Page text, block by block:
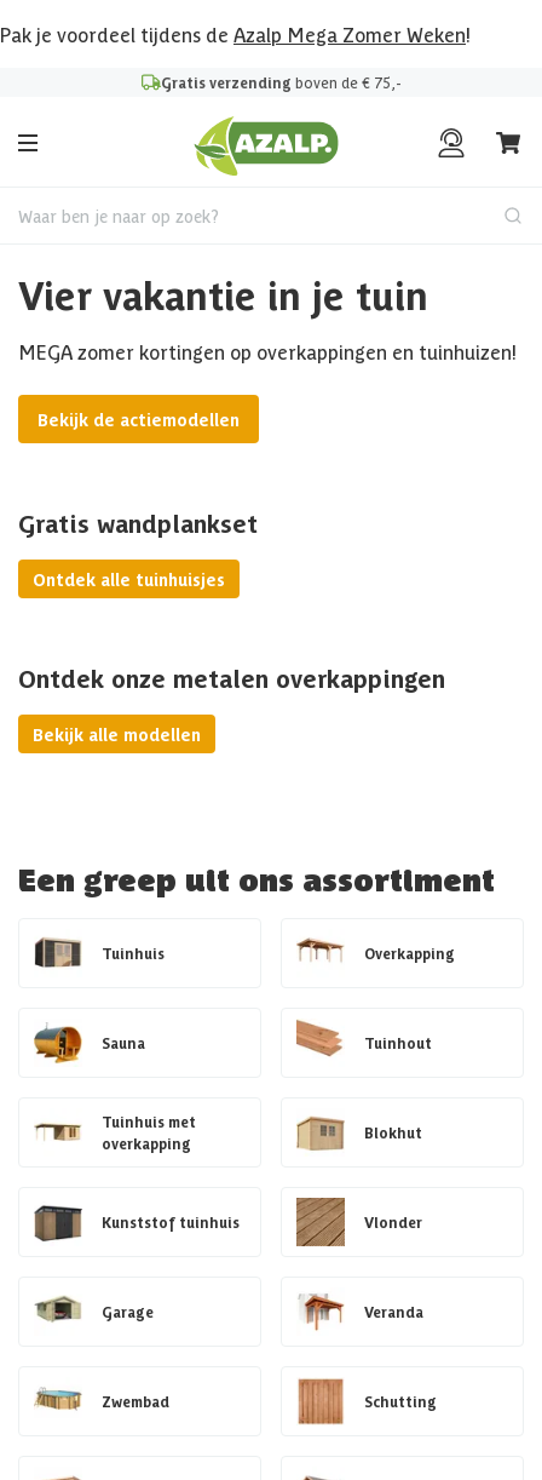
Pak je voordeel tijdens de Azalp Mega Zomer Weken!
Gratis verzending boven de € 75,-
Waar ben je naar op zoek?
Vier vakantie in je tuin
MEGA zomer kortingen op overkappingen en tuinhuizen!
Bekijk de actiemodellen
Gratis wandplankset
Ontdek alle tuinhuisjes
Ontdek onze metalen overkappingen
Bekijk alle modellen
Een greep uit ons assortiment
Tuinhuis Overkapping
Sauna Tuinhout
Tuinhuis met
overkapping
Blokhut
Kunststof tuinhuis Vlonder
Garage Veranda
Zwembad Schutting